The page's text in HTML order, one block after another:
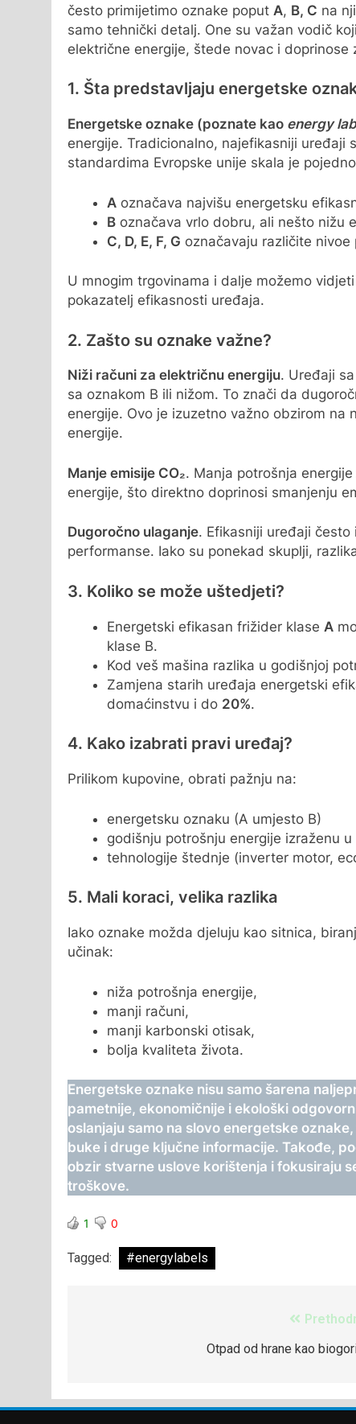
često primijetimo oznake poput A, B, C na
samo tehnički detalj. One su važan vodič
električne energije, štede novac i doprinose
1. Šta predstavljaju energetske
Energetske oznake (poznate kao energy
energije. Tradicionalno, najefikasniji uređaji
standardima Evropske unije skala je
Aoznačava najvišu energetsku
Boznačava vrlo dobru, ali nešto nižu
C, D, E, F, G označavaju različite
U mnogim trgovinama i dalje možemo
pokazatelj efikasnosti uređaja.
2. Zašto su oznake važne?
Niži računi za električnu energiju. Uređaji
sa oznakom B ili nižom. To znači da
energije. Ovo je izuzetno važno obzirom
energije.
Manje emisije CO₂. Manja potrošnja
energije, što direktno doprinosi smanjenju
Dugoročno ulaganje. Efikasniji uređaji
performanse. Iako su ponekad skuplji,
3. Koliko se može uštedjeti?
Energetski efikasan frižider klase A
klase B.
Kod veš mašina razlika u godišnjoj
Zamjena starih uređaja energetski
domaćinstvu i do 20%.
4. Kako izabrati pravi uređaj?
Prilikom kupovine, obrati pažnju na:
energetsku oznaku (A umjesto B)
godišnju potrošnju energije izraženu
tehnologije štednje (inverter motor,
5. Mali koraci, velika razlika
Iako oznake možda djeluju kao sitnica,
učinak:
niža potrošnja energije,
manji računi,
manji karbonski otisak,
bolja kvaliteta života.
Energetske oznake nisu samo šarena
pametnije, ekonomičnije i ekološki
oslanjaju samo na slovo energetske
buke i druge ključne informacije. Takođe,
obzir stvarne uslove korištenja i fokusiraju
troškove.
1 0
Tagged: #energylabels
Otpad od hrane kao